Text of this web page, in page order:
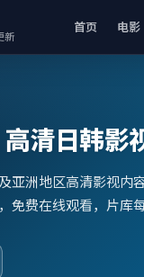
新
首页 电影
清日韩影
亚洲地区高清影视内
免费在线观看，片库每